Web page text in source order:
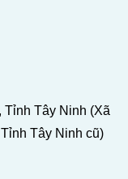
Tây Ninh (Xã
Tây Ninh cũ)